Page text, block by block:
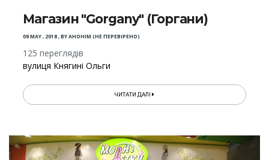
Магазин "Gorgany" (Горгани)
09 MAY , 2018,BYАНОНІМ (НЕ ПЕРЕВІРЕНО)
125 переглядів
вулиця Княгині Ольги
ЧИТАТИ ДАЛІ